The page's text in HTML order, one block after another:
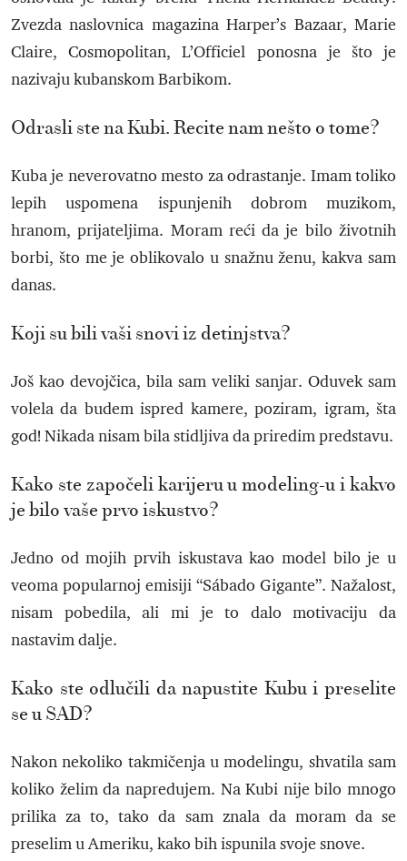
Zvezda naslovnica magazina Harper’s Bazaar, Marie
Claire, Cosmopolitan, L’Officiel ponosna je što je
nazivaju kubanskom Barbikom.
Odrasli ste na Kubi. Recite nam nešto o tome?
Kuba je neverovatno mesto za odrastanje. Imam toliko
lepih uspomena ispunjenih dobrom muzikom,
hranom, prijateljima. Moram reći da je bilo životnih
borbi, što me je oblikovalo u snažnu ženu, kakva sam
danas.
Koji su bili vaši snovi iz detinjstva?
Još kao devojčica, bila sam veliki sanjar. Oduvek sam
volela da budem ispred kamere, poziram, igram, šta
god! Nikada nisam bila stidljiva da priredim predstavu.
Kako ste započeli karijeru u modeling-u i kakvo
je bilo vaše prvo iskustvo?
Jedno od mojih prvih iskustava kao model bilo je u
veoma popularnoj emisiji “Sábado Gigante”. Nažalost,
nisam pobedila, ali mi je to dalo motivaciju da
nastavim dalje.
Kako ste odlučili da napustite Kubu i preselite
se u SAD?
Nakon nekoliko takmičenja u modelingu, shvatila sam
koliko želim da napredujem. Na Kubi nije bilo mnogo
prilika za to, tako da sam znala da moram da se
preselim u Ameriku, kako bih ispunila svoje snove.